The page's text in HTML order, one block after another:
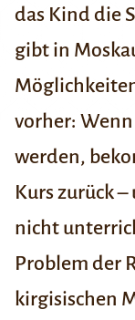
das Kind die
gibt in
vorher:
werden,
Kurs zurück
nicht
Problem der
kirgisischen